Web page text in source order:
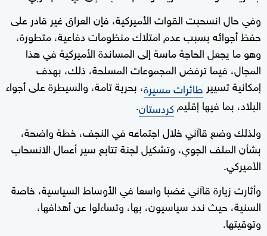
وفي حال انسحبت القوات الأميركية، فإن العراق غير قادر على
حفظ أجوائه بسبب عدم امتلاك منظومات دفاعية، متطورة،
وهو ما يجعل الحاجة ماسة إلى المساندة الأميركية في هذا
المجال، فيما ترفض المجموعات المسلحة، ذلك، بهدف
إمكانية تسيير طائرات مسيرة، بحرية تامة، والسيطرة على أجواء
البلاد، بما فيها إقليمكردستان.
ولذلك وضع قاآني خلال اجتماعه في النجف، خطة واضحة،
بشأن الملف الجوي، وتشكيل لجنة تتابع سير أعمال الانسحاب
الأميركي.
وأثارت زيارة قاآني غضبا واسعا في الأوساط السياسية، خاصة
السنية، حيث ندد سياسيون، بها، وتساءلوا عن أهدافها،
وتوقيتها.